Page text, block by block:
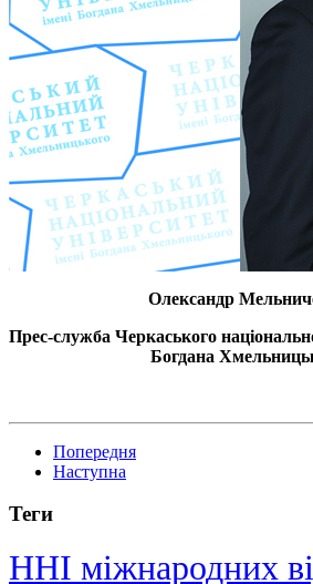
Олександр
Прес-служба Черкаського
Богдана
Попередня
Наступна
Теги
ННІ міжнародних